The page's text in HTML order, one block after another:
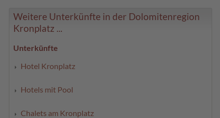
Weitere Unterkünfte in der Dolomitenregion
Kronplatz ...
Unterkünfte
Hotel Kronplatz
Hotels mit Pool
Chalets am Kronplatz